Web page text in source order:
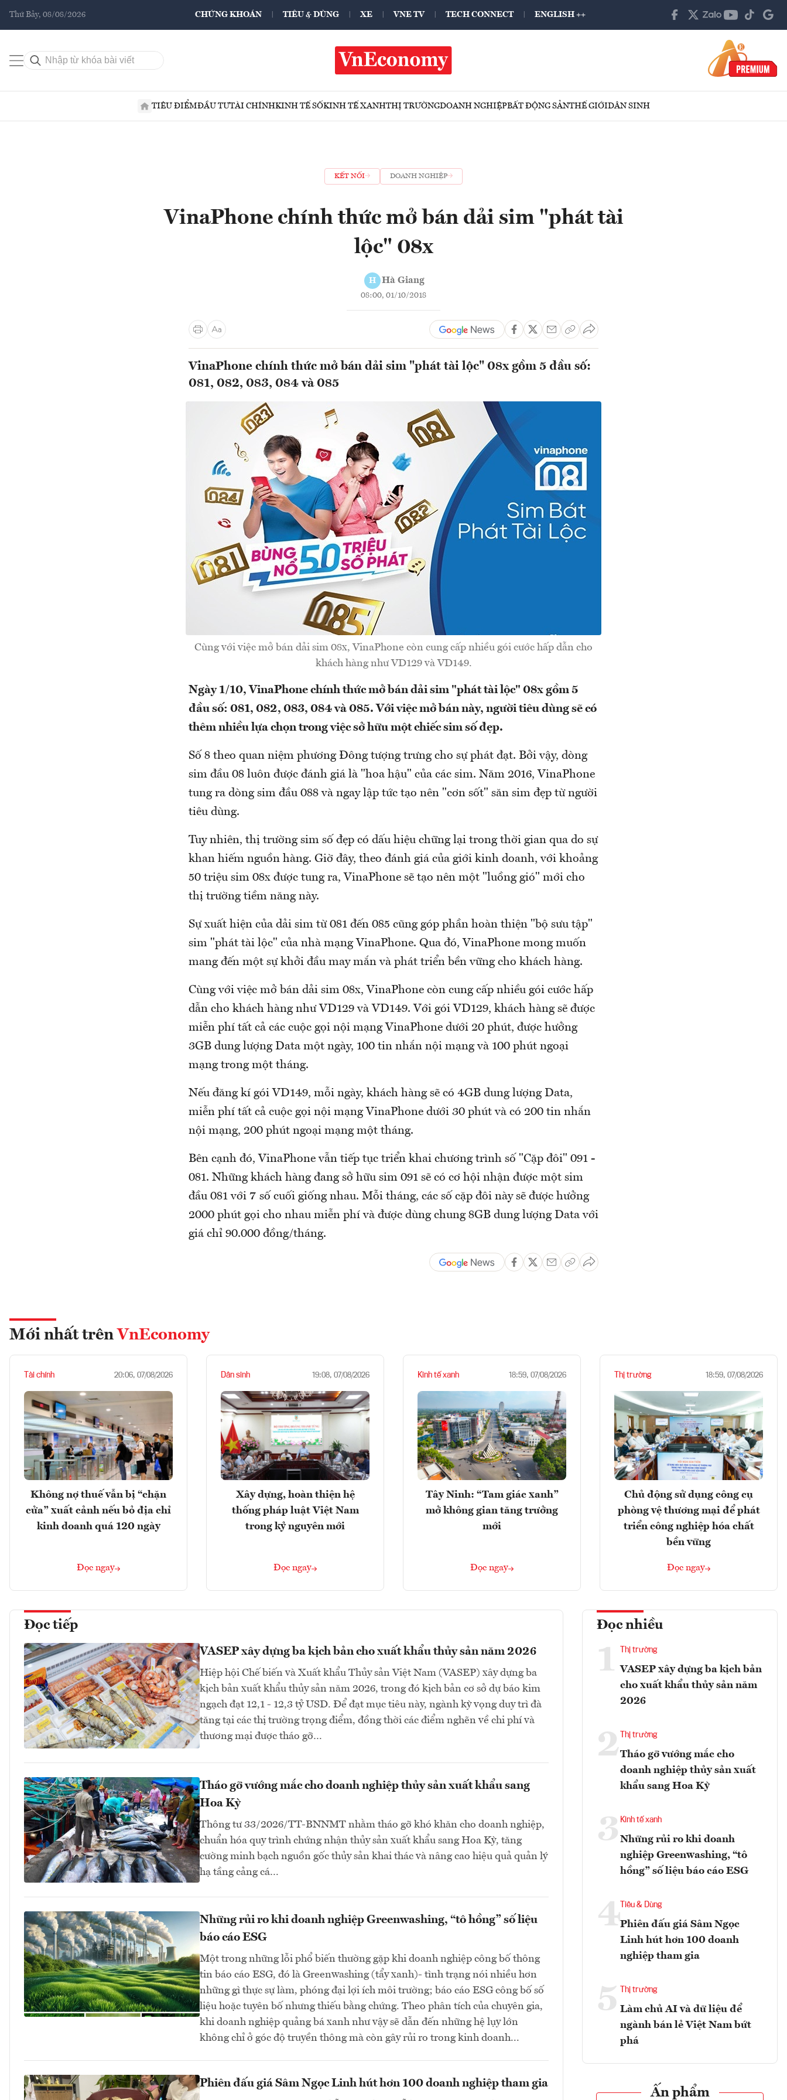
Thứ Bảy, 08/08/2026 CHỨNG KHOÁN TIÊU & DÙNG XE VNE TV TECH CONNECT ENGLISH ++
TIÊU ĐIỂMĐẦU TƯTÀI CHÍNHKINH TẾ SỐKINH TẾ XANHTHỊ TRƯỜNGDOANH NGHIỆPBẤT ĐỘNG SẢNTHẾ GIỚIDÂN SINH
KẾT NỐI DOANH NGHIỆP
VinaPhone chính thức mở bán dải sim "phát tài
lộc" 08x
H Hà Giang
08:00, 01/10/2018
VinaPhone chính thức mở bán dải sim "phát tài lộc" 08x gồm 5 đầu số:
081, 082, 083, 084 và 085
Cùng với việc mở bán dải sim 08x, VinaPhone còn cung cấp nhiều gói cước hấp dẫn cho
khách hàng như VD129 và VD149.
Ngày 1/10, VinaPhone chính thức mở bán dải sim "phát tài lộc" 08x gồm 5
đầu số: 081, 082, 083, 084 và 085. Với việc mở bán này, người tiêu dùng sẽ có
thêm nhiều lựa chọn trong việc sở hữu một chiếc sim số đẹp.
Số 8 theo quan niệm phương Đông tượng trưng cho sự phát đạt. Bởi vậy, dòng
sim đầu 08 luôn được đánh giá là "hoa hậu" của các sim. Năm 2016, VinaPhone
tung ra dòng sim đầu 088 và ngay lập tức tạo nên "cơn sốt" săn sim đẹp từ người
tiêu dùng.
Tuy nhiên, thị trường sim số đẹp có dấu hiệu chững lại trong thời gian qua do sự
khan hiếm nguồn hàng. Giờ đây, theo đánh giá của giới kinh doanh, với khoảng
50 triệu sim 08x được tung ra, VinaPhone sẽ tạo nên một "luồng gió" mới cho
thị trường tiềm năng này.
Sự xuất hiện của dải sim từ 081 đến 085 cũng góp phần hoàn thiện "bộ sưu tập"
sim "phát tài lộc" của nhà mạng VinaPhone. Qua đó, VinaPhone mong muốn
mang đến một sự khởi đầu may mắn và phát triển bền vững cho khách hàng.
Cùng với việc mở bán dải sim 08x, VinaPhone còn cung cấp nhiều gói cước hấp
dẫn cho khách hàng như VD129 và VD149. Với gói VD129, khách hàng sẽ được
miễn phí tất cả các cuộc gọi nội mạng VinaPhone dưới 20 phút, được hưởng
3GB dung lượng Data một ngày, 100 tin nhắn nội mạng và 100 phút ngoại
mạng trong một tháng.
Nếu đăng kí gói VD149, mỗi ngày, khách hàng sẽ có 4GB dung lượng Data,
miễn phí tất cả cuộc gọi nội mạng VinaPhone dưới 30 phút và có 200 tin nhắn
nội mạng, 200 phút ngoại mạng một tháng.
Bên cạnh đó, VinaPhone vẫn tiếp tục triển khai chương trình số "Cặp đôi" 091 -
081. Những khách hàng đang sở hữu sim 091 sẽ có cơ hội nhận được một sim
đầu 081 với 7 số cuối giống nhau. Mỗi tháng, các số cặp đôi này sẽ được hưởng
2000 phút gọi cho nhau miễn phí và được dùng chung 8GB dung lượng Data với
giá chỉ 90.000 đồng/tháng.
Mới nhất trên VnEconomy
Tài chính 20:06, 07/08/2026
Không nợ thuế vẫn bị “chặn
cửa” xuất cảnh nếu bỏ địa chỉ
kinh doanh quá 120 ngày
Đọc ngay
Dân sinh 19:08, 07/08/2026
Xây dựng, hoàn thiện hệ
thống pháp luật Việt Nam
trong kỷ nguyên mới
Đọc ngay
Kinh tế xanh 18:59, 07/08/2026
Tây Ninh: “Tam giác xanh”
mở không gian tăng trưởng
mới
Đọc ngay
Thị trường 18:59, 07/08/2026
Chủ động sử dụng công cụ
phòng vệ thương mại để phát
triển công nghiệp hóa chất
bền vững
Đọc ngay
Đọc tiếp
VASEP xây dựng ba kịch bản cho xuất khẩu thủy sản năm 2026
Hiệp hội Chế biến và Xuất khẩu Thủy sản Việt Nam (VASEP) xây dựng ba
kịch bản xuất khẩu thủy sản năm 2026, trong đó kịch bản cơ sở dự báo kim
ngạch đạt 12,1 - 12,3 tỷ USD. Để đạt mục tiêu này, ngành kỳ vọng duy trì đà
tăng tại các thị trường trọng điểm, đồng thời các điểm nghẽn về chi phí và
thương mại được tháo gỡ…
Tháo gỡ vướng mắc cho doanh nghiệp thủy sản xuất khẩu sang
Hoa Kỳ
Thông tư 33/2026/TT-BNNMT nhằm tháo gỡ khó khăn cho doanh nghiệp,
chuẩn hóa quy trình chứng nhận thủy sản xuất khẩu sang Hoa Kỳ, tăng
cường minh bạch nguồn gốc thủy sản khai thác và nâng cao hiệu quả quản lý
hạ tầng cảng cá…
Những rủi ro khi doanh nghiệp Greenwashing, “tô hồng” số liệu
báo cáo ESG
Một trong những lỗi phổ biến thường gặp khi doanh nghiệp công bố thông
tin báo cáo ESG, đó là Greenwashing (tẩy xanh)- tình trạng nói nhiều hơn
những gì thực sự làm, phóng đại lợi ích môi trường; báo cáo ESG công bố số
liệu hoặc tuyên bố nhưng thiếu bằng chứng. Theo phân tích của chuyên gia,
khi doanh nghiệp quảng bá xanh như vậy sẽ dẫn đến những hệ lụy lớn
không chỉ ở góc độ truyền thông mà còn gây rủi ro trong kinh doanh...
Phiên đấu giá Sâm Ngọc Linh hút hơn 100 doanh nghiệp tham gia
Đọc nhiều
1 Thị trường
VASEP xây dựng ba kịch bản
cho xuất khẩu thủy sản năm
2026
2 Thị trường
Tháo gỡ vướng mắc cho
doanh nghiệp thủy sản xuất
khẩu sang Hoa Kỳ
3 Kinh tế xanh
Những rủi ro khi doanh
nghiệp Greenwashing, “tô
hồng” số liệu báo cáo ESG
4 Tiêu & Dùng
Phiên đấu giá Sâm Ngọc
Linh hút hơn 100 doanh
nghiệp tham gia
5 Thị trường
Làm chủ AI và dữ liệu để
ngành bán lẻ Việt Nam bứt
phá
Ấn phẩm